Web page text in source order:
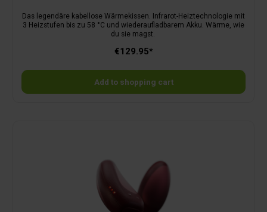
Das legendäre kabellose Wärmekissen. Infrarot-Heiztechnologie mit
3 Heizstufen bis zu 58 °C und wiederaufladbarem Akku. Wärme, wie
du sie magst.
€129.95*
Add to shopping cart